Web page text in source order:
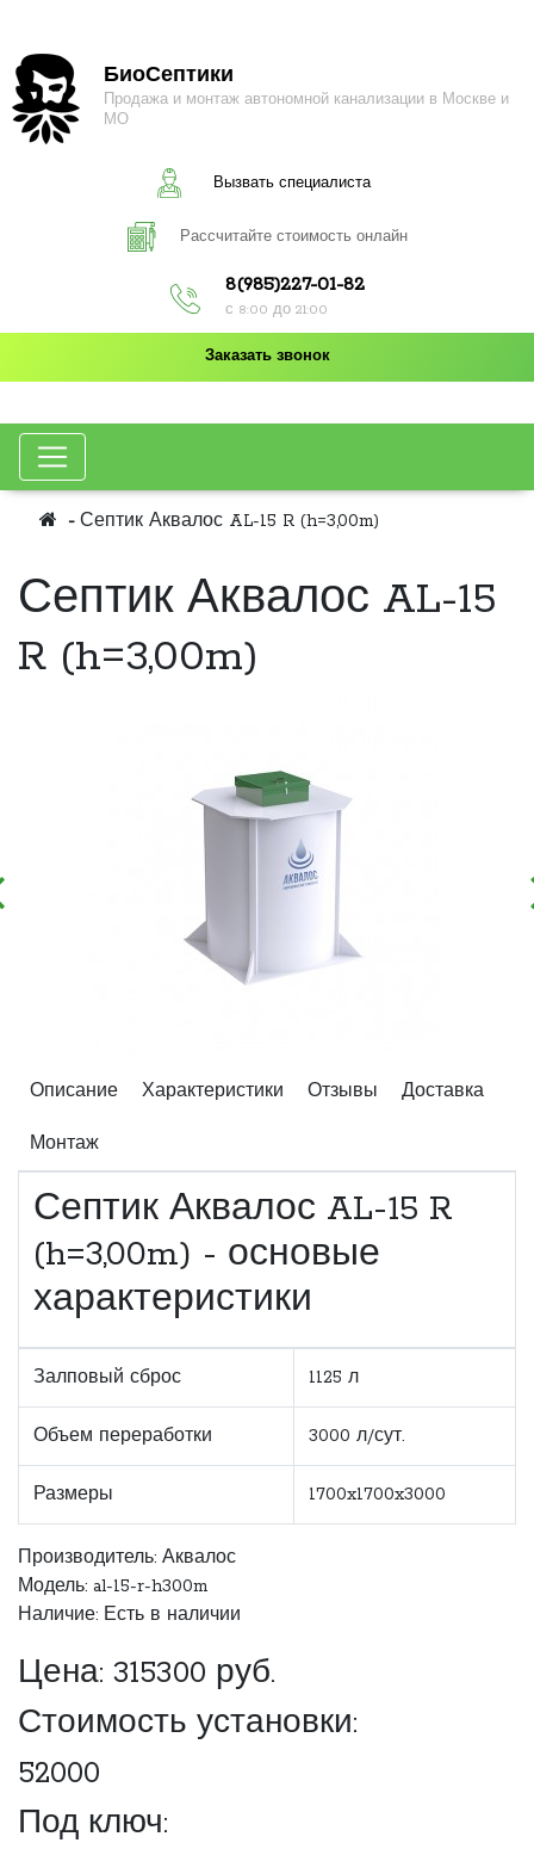
БиоСептики
Продажа и монтаж автономной канализации в Москве и
МО
Вызвать специалиста
Рассчитайте стоимость онлайн
8(985)227-01-82
с 8:00 до 21:00
Заказать звонок
Септик Аквалос AL-15 R (h=3,00m)
Септик Аквалос AL-15
R (h=3,00m)
Описание Характеристики Отзывы Доставка
Монтаж
Септик Аквалос AL-15 R
(h=3,00m) - основые
характеристики
Залповый сброс 1125 л
Объем переработки 3000 л/сут.
Размеры 1700x1700x3000
Производитель: Аквалос
Модель: al-15-r-h300m
Наличие: Есть в наличии
Цена: 315300 руб.
Стоимость установки:
52000
Под ключ: